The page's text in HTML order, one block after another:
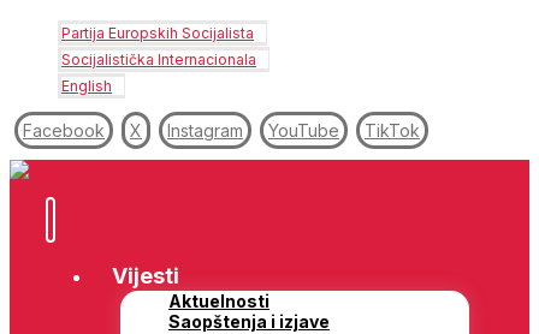
Partija Europskih Socijalista
Socijalistička Internacionala
English
Facebook X Instagram YouTube TikTok
Vijesti
Aktuelnosti
Saopštenja i izjave